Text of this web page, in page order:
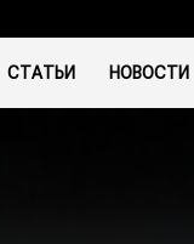
СТАТЬИ НОВОСТИ